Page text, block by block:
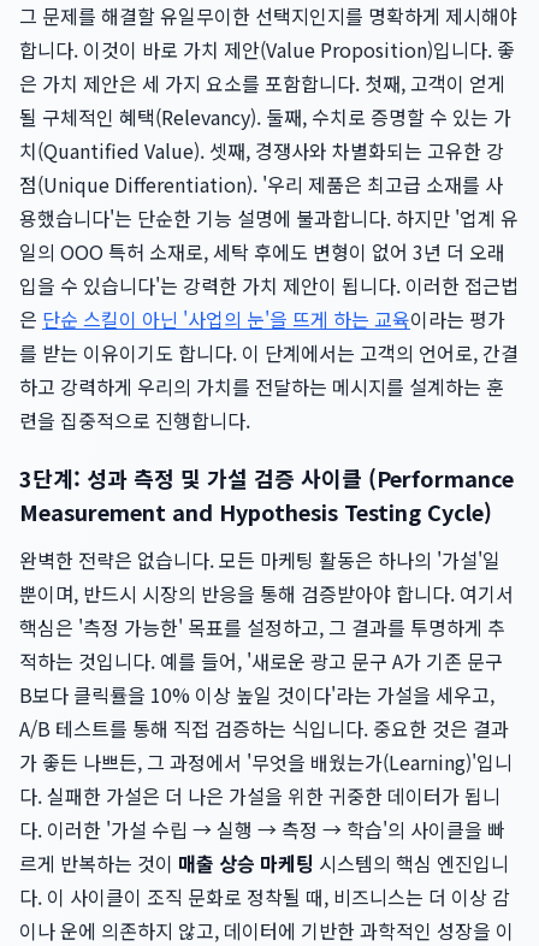
그 문제를 해결할 유일무이한 선택지인지를 명확하게 제시해야
합니다. 이것이 바로 가치 제안(Value Proposition)입니다. 좋
은 가치 제안은 세 가지 요소를 포함합니다. 첫째, 고객이 얻게
될 구체적인 혜택(Relevancy). 둘째, 수치로 증명할 수 있는 가
치(Quantified Value). 셋째, 경쟁사와 차별화되는 고유한 강
점(Unique Differentiation). '우리 제품은 최고급 소재를 사
용했습니다'는 단순한 기능 설명에 불과합니다. 하지만 '업계 유
일의 OOO 특허 소재로, 세탁 후에도 변형이 없어 3년 더 오래
입을 수 있습니다'는 강력한 가치 제안이 됩니다. 이러한 접근법
은 단순 스킬이 아닌 '사업의 눈'을 뜨게 하는 교육이라는 평가
를 받는 이유이기도 합니다. 이 단계에서는 고객의 언어로, 간결
하고 강력하게 우리의 가치를 전달하는 메시지를 설계하는 훈
련을 집중적으로 진행합니다.
3단계: 성과 측정 및 가설 검증 사이클 (Performance
Measurement and Hypothesis Testing Cycle)
완벽한 전략은 없습니다. 모든 마케팅 활동은 하나의 '가설'일
뿐이며, 반드시 시장의 반응을 통해 검증받아야 합니다. 여기서
핵심은 '측정 가능한' 목표를 설정하고, 그 결과를 투명하게 추
적하는 것입니다. 예를 들어, '새로운 광고 문구 A가 기존 문구
B보다 클릭률을 10% 이상 높일 것이다'라는 가설을 세우고,
A/B 테스트를 통해 직접 검증하는 식입니다. 중요한 것은 결과
가 좋든 나쁘든, 그 과정에서 '무엇을 배웠는가(Learning)'입니
다. 실패한 가설은 더 나은 가설을 위한 귀중한 데이터가 됩니
다. 이러한 '가설 수립 → 실행 → 측정 → 학습'의 사이클을 빠
르게 반복하는 것이 매출 상승 마케팅 시스템의 핵심 엔진입니
다. 이 사이클이 조직 문화로 정착될 때, 비즈니스는 더 이상 감
이나 운에 의존하지 않고, 데이터에 기반한 과학적인 성장을 이